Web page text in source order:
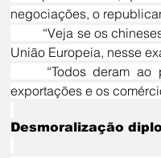
negociações, o
União Europeia, nesse
exportações e os
Desmoralização